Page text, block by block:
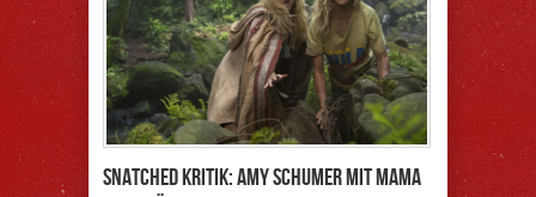
Snatched Kritik: Amy Schumer mit Mama